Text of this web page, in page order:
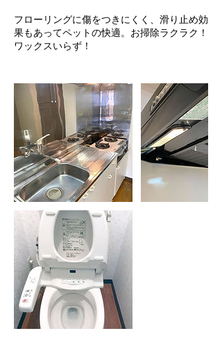
フローリングに傷をつきにくく、滑り止め効
果もあってペットの快適。お掃除ラクラク！
ワックスいらず！